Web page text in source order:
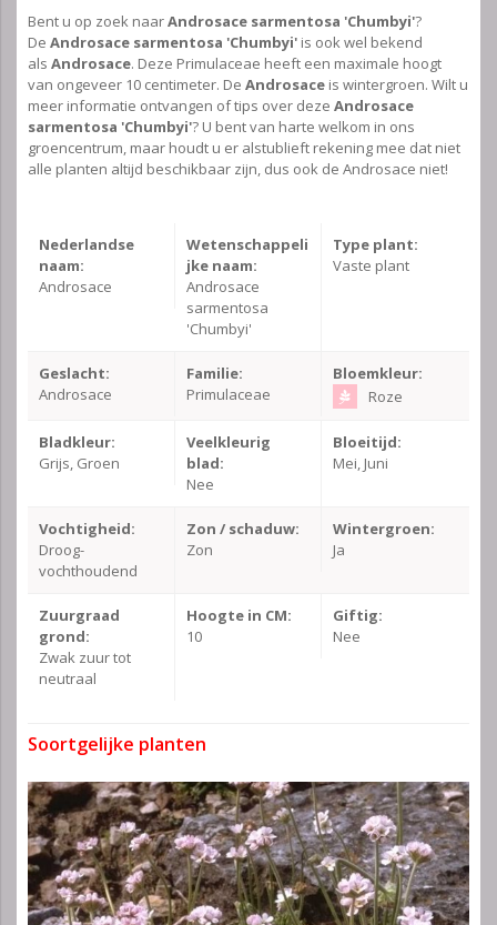
Bent u op zoek naarAndrosace sarmentosa 'Chumbyi'?
De Androsace sarmentosa 'Chumbyi' is ook wel bekend
als Androsace. Deze Primulaceae heeft een maximale hoogt
van ongeveer 10 centimeter. De Androsace is wintergroen. Wilt u
meer informatie ontvangen of tips over deze Androsace
sarmentosa 'Chumbyi'? U bent van harte welkom in ons
groencentrum, maar houdt u er alstublieft rekening mee dat niet
alle planten altijd beschikbaar zijn, dus ook de Androsace niet!
Nederlandse
naam:
Androsace
Wetenschappeli
jke naam:
Androsace
sarmentosa
'Chumbyi'
Type plant:
Vaste plant
Geslacht:
Androsace
Familie:
Primulaceae
Bloemkleur:
Roze
Bladkleur:
Grijs, Groen
Veelkleurig
blad:
Nee
Bloeitijd:
Mei, Juni
Vochtigheid:
Droog-
vochthoudend
Zon / schaduw:
Zon
Wintergroen:
Ja
Zuurgraad
grond:
Zwak zuur tot
neutraal
Hoogte in CM:
10
Giftig:
Nee
Soortgelijke planten